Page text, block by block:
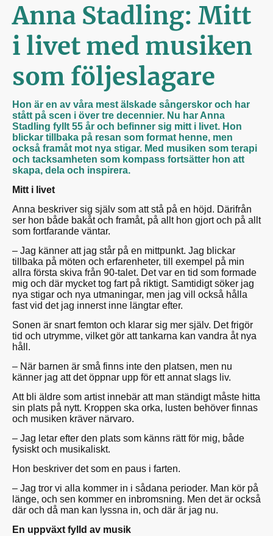
Anna Stadling: Mitt
i livet med musiken
som följeslagare
Hon är en av våra mest älskade sångerskor och har
stått på scen i över tre decennier. Nu har Anna
Stadling fyllt 55 år och befinner sig mitt i livet. Hon
blickar tillbaka på resan som format henne, men
också framåt mot nya stigar. Med musiken som terapi
och tacksamheten som kompass fortsätter hon att
skapa, dela och inspirera.
Mitt i livet
Anna beskriver sig själv som att stå på en höjd. Därifrån
ser hon både bakåt och framåt, på allt hon gjort och på allt
som fortfarande väntar.
– Jag känner att jag står på en mittpunkt. Jag blickar
tillbaka på möten och erfarenheter, till exempel på min
allra första skiva från 90-talet. Det var en tid som formade
mig och där mycket tog fart på riktigt. Samtidigt söker jag
nya stigar och nya utmaningar, men jag vill också hålla
fast vid det jag innerst inne längtar efter.
Sonen är snart femton och klarar sig mer själv. Det frigör
tid och utrymme, vilket gör att tankarna kan vandra åt nya
håll.
– När barnen är små finns inte den platsen, men nu
känner jag att det öppnar upp för ett annat slags liv.
Att bli äldre som artist innebär att man ständigt måste hitta
sin plats på nytt. Kroppen ska orka, lusten behöver finnas
och musiken kräver närvaro.
– Jag letar efter den plats som känns rätt för mig, både
fysiskt och musikaliskt.
Hon beskriver det som en paus i farten.
– Jag tror vi alla kommer in i sådana perioder. Man kör på
länge, och sen kommer en inbromsning. Men det är också
där och då man kan lyssna in, och där är jag nu.
En uppväxt fylld av musik